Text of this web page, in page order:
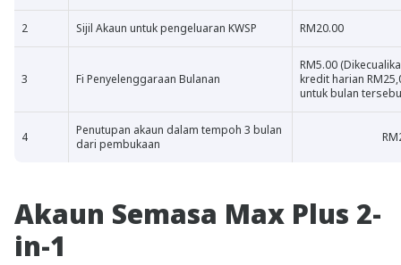
2 Sijil Akaun untuk pengeluaran KWSP RM20.00
3 Fi Penyelenggaraan Bulanan
RM5.00
kredit harian
untuk bulan
4
Penutupan akaun dalam tempoh 3 bulan
dari pembukaan
Akaun Semasa Max Plus 2-
in-1